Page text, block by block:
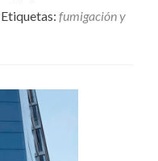
about
Etiquetas: fumigación y